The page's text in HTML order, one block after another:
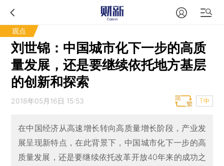
观点
刘世锦：中国城市化下一步的高质
量发展，还是要继续依托地方基层
的创新和探索
2018年05月16日 15:53 T中
在中国经济从高速增长转向高质量增长阶段，产业发
展呈现新特点，在此背景下，中国城市化下一步的高
质量发展，还是要继续依托改革开放40年来的成功之